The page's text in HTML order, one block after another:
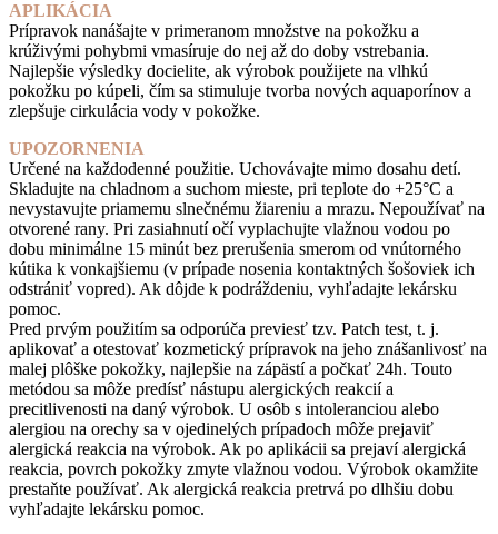
APLIKÁCIA
Prípravok nanášajte v primeranom množstve na pokožku a
krúživými pohybmi vmasíruje do nej až do doby vstrebania.
Najlepšie výsledky docielite, ak výrobok použijete na vlhkú
pokožku po kúpeli, čím sa stimuluje tvorba nových aquaporínov a
zlepšuje cirkulácia vody v pokožke.
UPOZORNENIA
Určené na každodenné použitie. Uchovávajte mimo dosahu detí.
Skladujte na chladnom a suchom mieste, pri teplote do +25°C a
nevystavujte priamemu slnečnému žiareniu a mrazu. Nepoužívať na
otvorené rany. Pri zasiahnutí očí vyplachujte vlažnou vodou po
dobu minimálne 15 minút bez prerušenia smerom od vnútorného
kútika k vonkajšiemu (v prípade nosenia kontaktných šošoviek ich
odstrániť vopred). Ak dôjde k podráždeniu, vyhľadajte lekársku
pomoc.
Pred prvým použitím sa odporúča previesť tzv. Patch test, t. j.
aplikovať a otestovať kozmetický prípravok na jeho znášanlivosť na
malej plôške pokožky, najlepšie na zápästí a počkať 24h. Touto
metódou sa môže predísť nástupu alergických reakcií a
precitlivenosti na daný výrobok. U osôb s intoleranciou alebo
alergiou na orechy sa v ojedinelých prípadoch môže prejaviť
alergická reakcia na výrobok. Ak po aplikácii sa prejaví alergická
reakcia, povrch pokožky zmyte vlažnou vodou. Výrobok okamžite
prestaňte používať. Ak alergická reakcia pretrvá po dlhšiu dobu
vyhľadajte lekársku pomoc.